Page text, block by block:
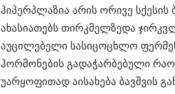
ჰიპერპლაზია არის ორივე
ახასიათებს თირკმელზედა
აუცილებელი სასიცოცხლო
ჰორმონების გადაჭარბებული
უარყოფითად აისახება ბავშვის